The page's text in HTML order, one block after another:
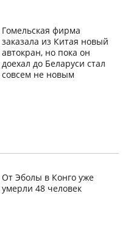
Гомельская фирма
заказала из Китая новый
автокран, но пока он
доехал до Беларуси стал
совсем не новым
От Эболы в Конго уже
умерли 48 человек